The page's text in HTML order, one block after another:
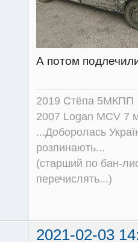
А потом
2019 Стёпа
2007 Logan MCV 7
...Доборолась
розпинають...
(старший по бан-
перечислять...)
2021-02-03